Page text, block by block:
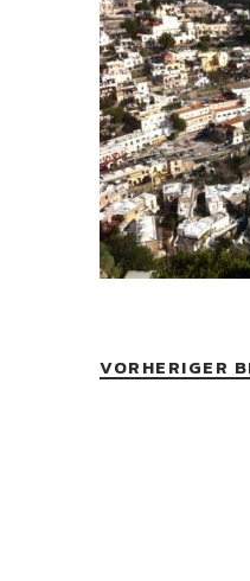
VORHERIGER